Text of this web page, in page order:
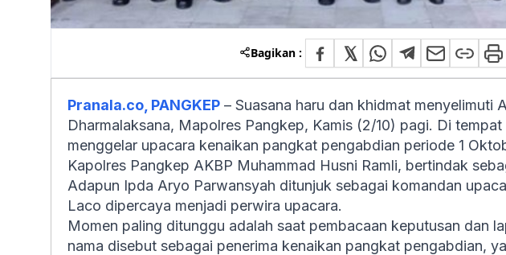
Bagikan :
Pranala.co, PANGKEP – Suasana haru dan khidmat menyelimuti
Dharmalaksana, Mapolres Pangkep, Kamis (2/10) pagi. Di
menggelar upacara kenaikan pangkat pengabdian periode 1
Kapolres Pangkep AKBP Muhammad Husni Ramli, bertindak
Adapun Ipda Aryo Parwansyah ditunjuk sebagai komandan
Laco dipercaya menjadi perwira upacara.
Momen paling ditunggu adalah saat pembacaan keputusan dan
nama disebut sebagai penerima kenaikan pangkat pengabdian,